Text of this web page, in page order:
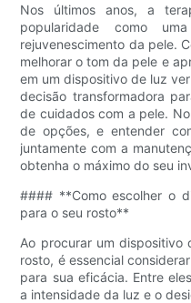
Nos últimos anos, a
popularidade como
rejuvenescimento da pele.
melhorar o tom da pele e
em um dispositivo de luz
decisão transformadora
de cuidados com a pele.
de opções, e entender
juntamente com a
obtenha o máximo do seu
#### **Como escolher o
para o seu rosto**
Ao procurar um dispositivo
rosto, é essencial
para sua eficácia. Entre
a intensidade da luz e o